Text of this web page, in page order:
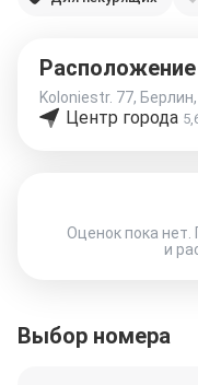
Расположение
Koloniestr. 77,
Центр города
Оценок пока
и
Выбор номера